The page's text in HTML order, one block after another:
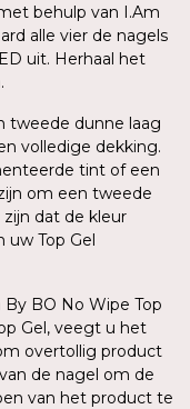
behulp van I.Am
alle vier de nagels
uit. Herhaal het
tweede dunne laag
volledige dekking.
tint of een
om een tweede
dat de kleur
Top Gel
BO No Wipe Top
Gel, veegt u het
overtollig product
de nagel om de
van het product te